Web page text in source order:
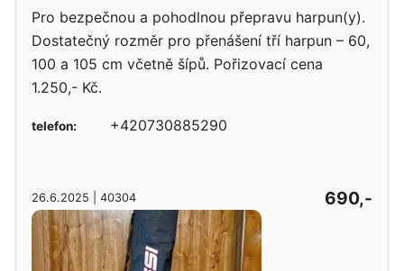
Pro bezpečnou a pohodlnou přepravu harpun(y).
Dostatečný rozměr pro přenášení tří harpun – 60,
100 a 105 cm včetně šípů. Pořizovací cena
1.250,- Kč.
26.6.2025 | 40304 690,-
telefon: +420730885290